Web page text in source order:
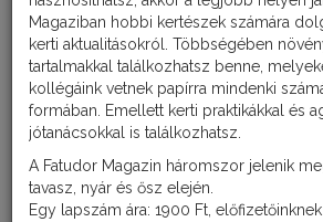
Magaziban hobbi kertészek számára
kerti aktualitásokról. Többségében
tartalmakkal találkozhatsz benne,
kollégáink vetnek papírra mindenki
formában. Emellett kerti praktikákkal és
jótanácsokkal is találkozhatsz.
A Fatudor Magazin háromszor jelenik
tavasz, nyár és ősz elején.
Egy lapszám ára: 1900 Ft,